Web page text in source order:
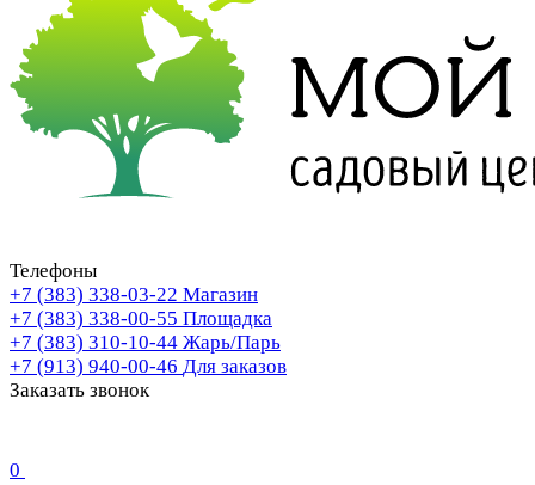
Телефоны
+7 (383) 338-03-22 Магазин
+7 (383) 338-00-55 Площадка
+7 (383) 310-10-44 Жарь/Парь
+7 (913) 940-00-46 Для заказов
Заказать звонок
0